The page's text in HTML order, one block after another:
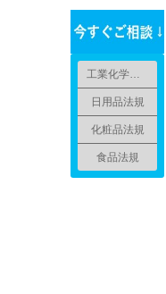
工業化学品法規
日用品法規
化粧品法規
食品法規